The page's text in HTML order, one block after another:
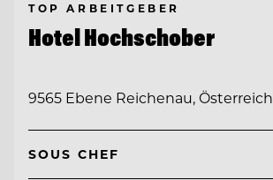
TOP ARBEITGEBER
Hotel Hochschober
9565 Ebene Reichenau, Österreich
SOUS CHEF